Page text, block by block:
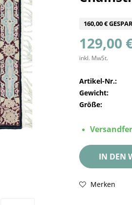
160,00 €
129,00
inkl. MwSt.
Artikel-Nr.:
Gewicht:
Größe:
IN DEN
Merken